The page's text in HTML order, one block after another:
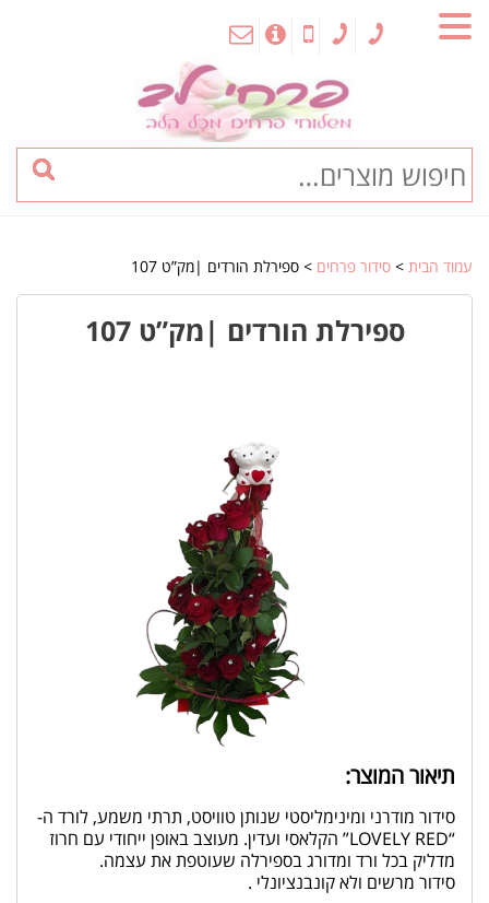
עמוד הבית > סידור פרחים > ספירלת הורדים |מק”ט 107
ספירלת הורדים |מק”ט 107
תיאור המוצר:
סידור מודרני ומינימליסטי שנותן טוויסט, תרתי משמע, לורד ה-
“LOVELY RED” הקלאסי ועדין. מעוצב באופן ייחודי עם חרוז
מדליק בכל ורד ומדורג בספירלה שעוטפת את עצמה.
סידור מרשים ולא קונבנציונלי .